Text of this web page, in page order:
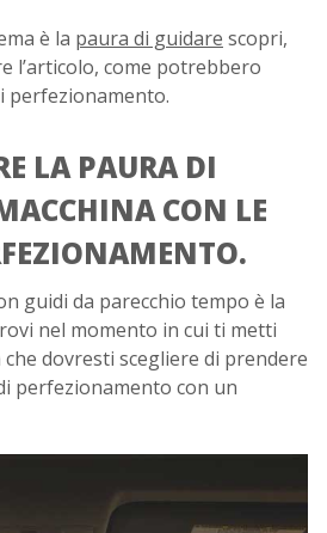
è la paura di guidare scopri,
l’articolo, come potrebbero
perfezionamento.
LA PAURA DI
CON LE
guidi da parecchio tempo è la
nel momento in cui ti metti
dovresti scegliere di prendere
perfezionamento con un